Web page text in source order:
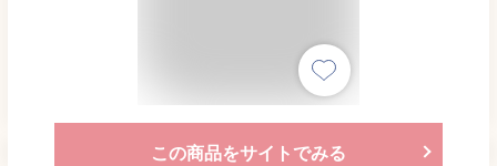
この商品をサイトでみる